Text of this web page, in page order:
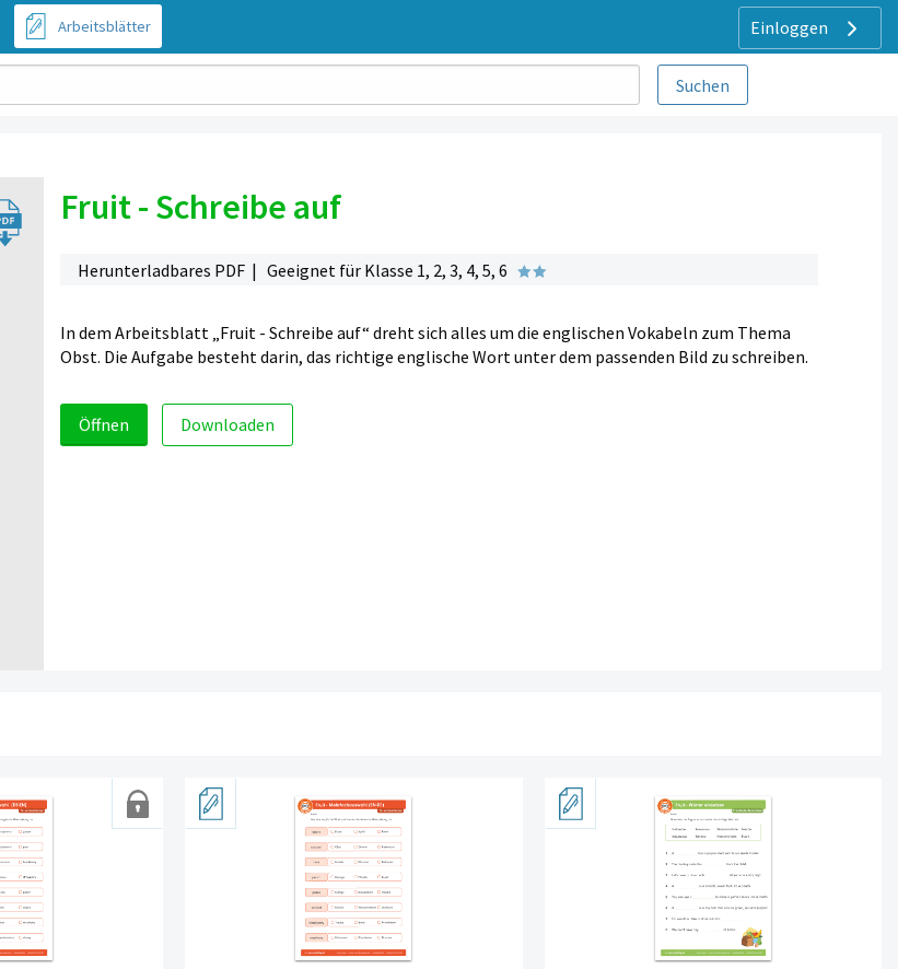
Einloggen
Arbeitsblätter
Fruit - Schreibe auf
Herunterladbares PDF | Geeignet für Klasse 1, 2, 3, 4, 5, 6
In dem Arbeitsblatt „Fruit - Schreibe auf“ dreht sich alles um die englischen Vokabeln zum Thema
Obst. Die Aufgabe besteht darin, das richtige englische Wort unter dem passenden Bild zu schreiben.
Öffnen Downloaden